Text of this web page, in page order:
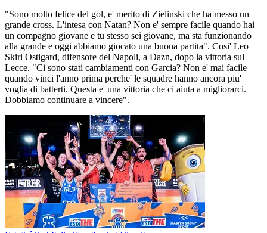
"Sono molto felice del gol, e' merito di Zielinski che ha messo un
grande cross. L'intesa con Natan? Non e' sempre facile quando hai
un compagno giovane e tu stesso sei giovane, ma sta funzionando
alla grande e oggi abbiamo giocato una buona partita". Cosi' Leo
Skiri Ostigard, difensore del Napoli, a Dazn, dopo la vittoria sul
Lecce. "Ci sono stati cambiamenti con Garcia? Non e' mai facile
quando vinci l'anno prima perche' le squadre hanno ancora piu'
voglia di batterti. Questa e' una vittoria che ci aiuta a migliorarci.
Dobbiamo continuare a vincere".